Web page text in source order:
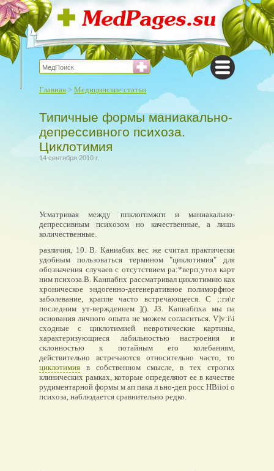
Главная > Медицинские статьи
Типичные формы маниакально-
депрессивного психоза.
Циклотимия
14 сентября 2010 г.
Усматривая между ппклогпмжгп и маниакально-
депрессивным психозом но качественные, а лишь
количественные.
различия, 10. В. Каниабих вес же считал практически
удобным пользоваться термином "циклотимия" для
обозначения случаев с отсутствием ра:*верп;утол карт
ним психоза.В. Канпабнх рассматривал циклотимию как
хроническое эндогенно-дегенеративное полиморфное
заболевание, краппе часто встречающееся. С ;:ги\г
последним ут-верждеинем ](). J3. Капнабпха мы па
основания личного опыта не можем согласиться. V]v:i\i
сходные с циклотимией невротические картины,
характеризующиеся лабильностью настроения и
склонностью к потайным его колебаниям,
действительно встречаются относительно часто, то
циклотимия в собственном смысле, в тех строгих
клинических рамках, которые определяют ее в качестве
рудиментарной формы м ап пака л ьно-деп росс HBiioi о
психоза, наблюдается сравнительно редко.